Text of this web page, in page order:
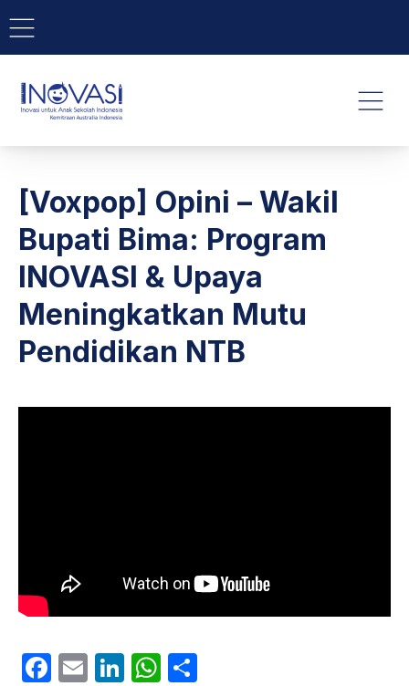
BAR NAVIGATION
INOVASI - Untuk Anak
[Voxpop] Opini – Wakil
Bupati Bima: Program
INOVASI & Upaya
Meningkatkan Mutu
Pendidikan NTB
Facebook
EmailLinkedIn
WhatsApp